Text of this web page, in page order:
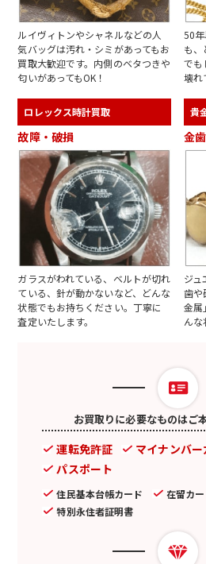
ルイヴィトンやシャネルなどの人
気バッグは汚れ・シミがあってもお
買取大歓迎です。内側のベタつきや
匂いがあってもOK！
50
も、
でも
壊れ
ロレックス時計買取
故障・破損
ガラスがわれている、ベルトが切れ
ている、針が動かないなど、どんな
状態でもお持ちください。丁寧に
査定いたします。
貴
金
ジュ
歯や
金属
んな
お買取りに必要なものはご
運転免許証
マイナンバー
パスポート
住民基本台帳カード
在留カー
特別永住者証明書